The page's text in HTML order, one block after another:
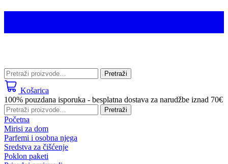
Pretraži: Pretraži
Košarica
100% pouzdana isporuka - besplatna dostava za narudžbe iznad 70€
Pretraži:
Pretraži
Početna
Mirisi za dom
Parfemi i osobna njega
Sredstva za čišćenje
Poklon paketi